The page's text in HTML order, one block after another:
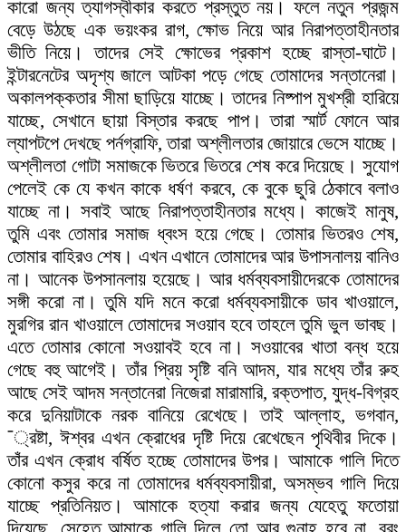
কারো জন্য ত্যাগস্বীকার করতে প্রস্তুত নয়। ফলে নতুন প্রজন্ম
বেড়ে উঠছে এক ভয়ংকর রাগ, ক্ষোভ নিয়ে আর নিরাপত্তাহীনতার
ভীতি নিয়ে। তাদের সেই ক্ষোভের প্রকাশ হচ্ছে রাস্তা-ঘাটে।
ইন্টারনেটের অদৃশ্য জালে আটকা পড়ে গেছে তোমাদের সন্তানেরা।
অকালপক্কতার সীমা ছাড়িয়ে যাচ্ছে। তাদের নিষ্পাপ মুখশ্রী হারিয়ে
যাচ্ছে, সেখানে ছায়া বিস্তার করছে পাপ। তারা স্মার্ট ফোনে আর
ল্যাপটপে দেখছে পর্নগ্রাফি, তারা অশ্লীলতার জোয়ারে ভেসে যাচ্ছে।
অশ্লীলতা গোটা সমাজকে ভিতরে ভিতরে শেষ করে দিয়েছে। সুযোগ
পেলেই কে যে কখন কাকে ধর্ষণ করবে, কে বুকে ছুরি ঠেকাবে বলাও
যাচ্ছে না। সবাই আছে নিরাপত্তাহীনতার মধ্যে। কাজেই মানুষ,
তুমি এবং তোমার সমাজ ধ্বংস হয়ে গেছে। তোমার ভিতরও শেষ,
তোমার বাহিরও শেষ। এখন এখানে তোমাদের আর উপাসনালয় বানিও
না। আনেক উপসানলায় হয়েছে। আর ধর্মব্যবসায়ীদেরকে তোমাদের
সঙ্গী করো না। তুমি যদি মনে করো ধর্মব্যবসায়ীকে ডাব খাওয়ালে,
মুরগির রান খাওয়ালে তোমাদের সওয়াব হবে তাহলে তুমি ভুল ভাবছ।
এতে তোমার কোনো সওয়াবই হবে না। সওয়াবের খাতা বন্ধ হয়ে
গেছে বহু আগেই। তাঁর প্রিয় সৃষ্টি বনি আদম, যার মধ্যে তাঁর রুহ
আছে সেই আদম সন্তানেরা নিজেরা মারামারি, রক্তপাত, যুদ্ধ-বিগ্রহ
করে দুনিয়াটাকে নরক বানিয়ে রেখেছে। তাই আল্লাহ, ভগবান,
¯্রষ্টা, ঈশ্বর এখন ক্রোধের দৃষ্টি দিয়ে রেখেছেন পৃথিবীর দিকে।
তাঁর এখন ক্রোধ বর্ষিত হচ্ছে তোমাদের উপর। আমাকে গালি দিতে
কোনো কসুর করে না তোমাদের ধর্মব্যবসায়ীরা, অসম্ভব গালি দিয়ে
যাচ্ছে প্রতিনিয়ত। আমাকে হত্যা করার জন্য যেহেতু ফতোয়া